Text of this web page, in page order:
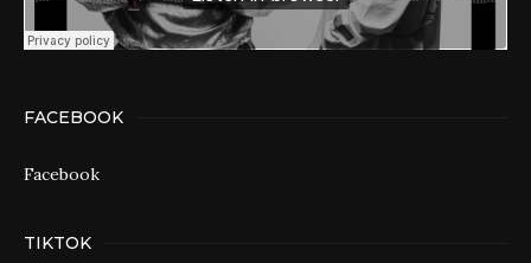
FACEBOOK
Facebook
TIKTOK